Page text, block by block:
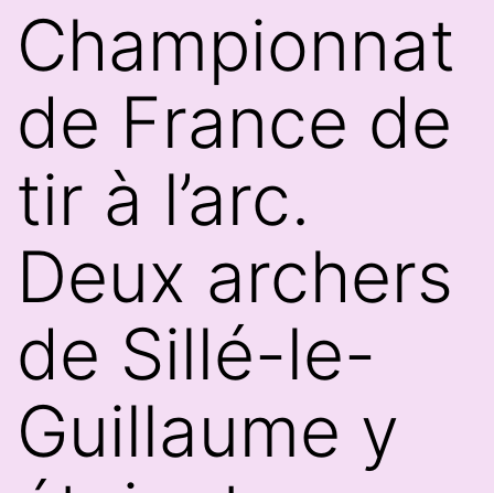
Championnat
de France de
tir à l’arc.
Deux archers
de Sillé-le-
Guillaume y